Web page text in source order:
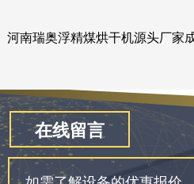
河南瑞奥浮精煤烘干机源头厂家
在线留言